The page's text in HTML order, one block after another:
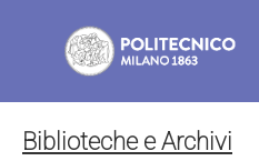
Biblioteche e Archivi